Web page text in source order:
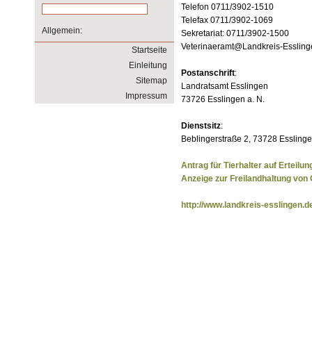
Allgemein:
Startseite
Einleitung
Sitemap
Impressum
Telefon 0711/3902-1510
Telefax 0711/3902-1069
Sekretariat: 0711/3902-1500
Veterinaeramt@Landkreis-
Postanschrift:
Landratsamt Esslingen
73726 Esslingen a. N.
Dienstsitz:
Beblingerstraße 2, 73728
Antrag für Tierhalter auf
Anzeige zur Freilandhaltung von
http://www.landkreis-